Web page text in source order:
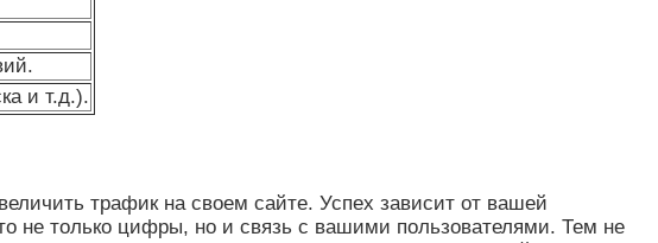
и т.д.).
трафик на своем сайте. Успех зависит от вашей
не только цифры, но и связь с вашими пользователями. Тем не